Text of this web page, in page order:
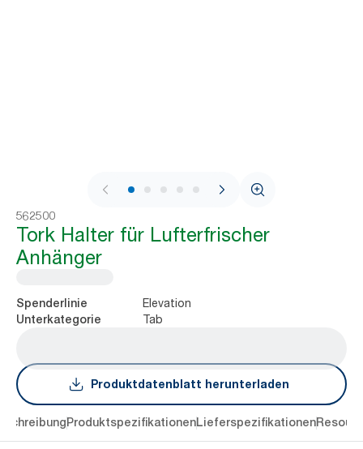
1 / 5
562500
Tork Halter für Lufterfrischer
Anhänger
Spenderlinie Elevation
Unterkategorie Tab
Produktdatenblatt herunterladen
ProduktspezifikationenLieferspezifikationen